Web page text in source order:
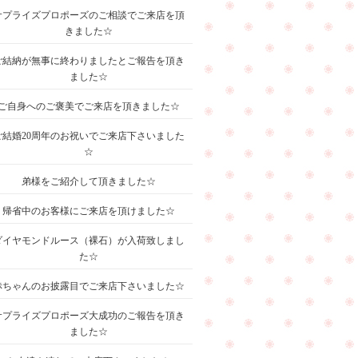
プライズプロポーズのご相談でご来店を頂
きました☆
結納が無事に終わりましたとご報告を頂き
ました☆
自身へのご褒美でご来店を頂きました☆
結婚20周年のお祝いでご来店下さいました
☆
弟様をご紹介して頂きました☆
帰省中のお客様にご来店を頂けました☆
イヤモンドルース（裸石）が入荷致しまし
た☆
ちゃんのお披露目でご来店下さいました☆
プライズプロポーズ大成功のご報告を頂き
ました☆